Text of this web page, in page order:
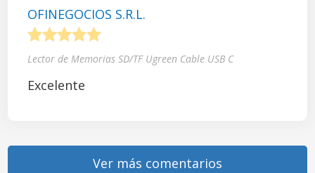
OFINEGOCIOS S.R.L.
Lector de Memorias SD/TF Ugreen Cable USB C
Excelente
Ver más comentarios